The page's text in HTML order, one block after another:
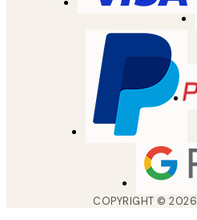
COPYRIGHT ©2026